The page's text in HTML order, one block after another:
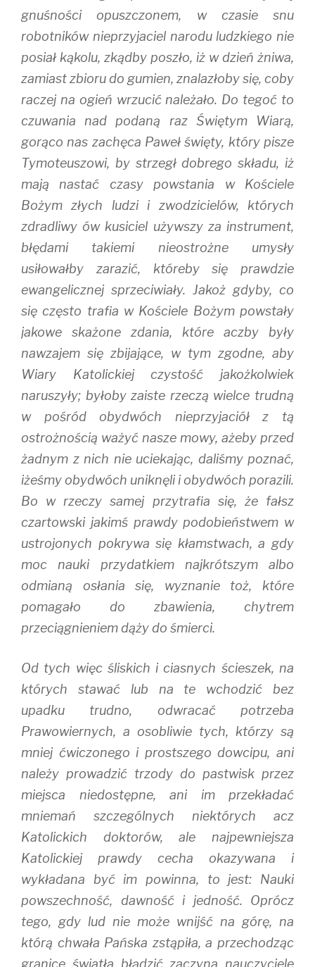
gnuśności opuszczonem, w czasie snu
robotników nieprzyjaciel narodu ludzkiego nie
posiał kąkolu, zkądby poszło, iż w dzień żniwa,
zamiast zbioru do gumien, znalazłoby się, coby
raczej na ogień wrzucić należało. Do tegoć to
czuwania nad podaną raz Świętym Wiarą,
gorąco nas zachęca Paweł święty, który pisze
Tymoteuszowi, by strzegł dobrego składu, iż
mają nastać czasy powstania w Kościele
Bożym złych ludzi i zwodzicielów, których
zdradliwy ów kusiciel używszy za instrument,
błędami takiemi nieostrożne umysły
usiłowałby zarazić, któreby się prawdzie
ewangelicznej sprzeciwiały. Jakoż gdyby, co
się często trafia w Kościele Bożym powstały
jakowe skażone zdania, które aczby były
nawzajem się zbijające, w tym zgodne, aby
Wiary Katolickiej czystość jakożkolwiek
naruszyły; byłoby zaiste rzeczą wielce trudną
w pośród obydwóch nieprzyjaciół z tą
ostrożnością ważyć nasze mowy, ażeby przed
żadnym z nich nie uciekając, daliśmy poznać,
iżeśmy obydwóch uniknęli i obydwóch porazili.
Bo w rzeczy samej przytrafia się, że fałsz
czartowski jakimś prawdy podobieństwem w
ustrojonych pokrywa się kłamstwach, a gdy
moc nauki przydatkiem najkrótszym albo
odmianą osłania się, wyznanie toż, które
pomagało do zbawienia, chytrem
przeciągnieniem dąży do śmierci.
Od tych więc śliskich i ciasnych ścieszek, na
których stawać lub na te wchodzić bez
upadku trudno, odwracać potrzeba
Prawowiernych, a osobliwie tych, którzy są
mniej ćwiczonego i prostszego dowcipu, ani
należy prowadzić trzody do pastwisk przez
miejsca niedostępne, ani im przekładać
mniemań szczególnych niektórych acz
Katolickich doktorów, ale najpewniejsza
Katolickiej prawdy cecha okazywana i
wykładana być im powinna, to jest: Nauki
powszechność, dawność i jedność. Oprócz
tego, gdy lud nie może wnijść na górę, na
którą chwała Pańska zstąpiła, a przechodząc
granice światła błądzić zaczyna nauczyciele